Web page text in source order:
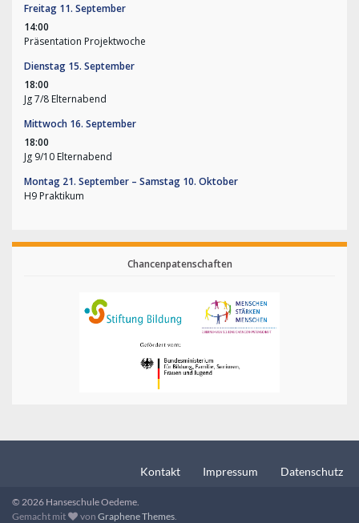
Freitag 11. September
14:00
Präsentation Projektwoche
Dienstag 15. September
18:00
Jg 7/8 Elternabend
Mittwoch 16. September
18:00
Jg 9/10 Elternabend
Montag 21. September – Samstag 10. Oktober
H9 Praktikum
Chancenpatenschaften
Kontakt Impressum Datenschutz
© 2026 Hanseschule Oedeme.
Gemacht mit
vonGraphene Themes.